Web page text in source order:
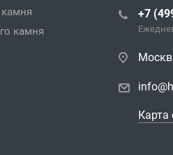
камня
+7
Карта